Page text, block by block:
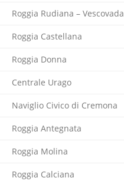
Roggia Rudiana – Vescovada
Roggia Castellana
Roggia Donna
Centrale Urago
Naviglio Civico di Cremona
Roggia Antegnata
Roggia Molina
Roggia Calciana